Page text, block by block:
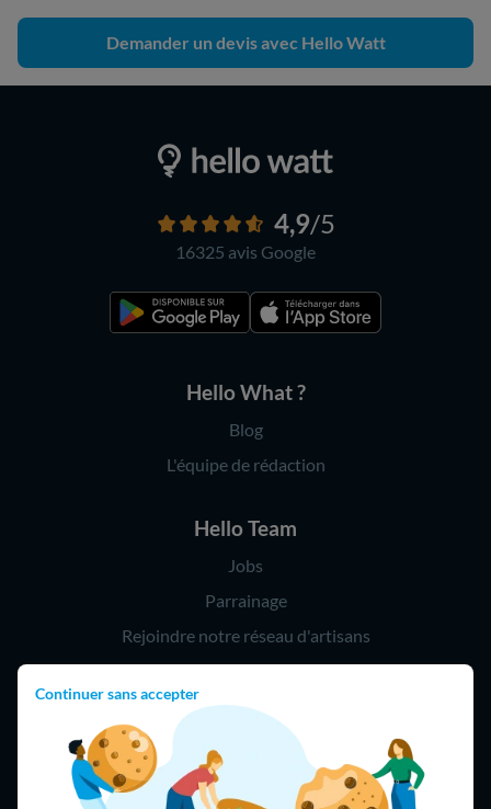
Continuer sans accepter
Demander un devis avec Hello Watt
4,9/5
16325 avis Google
Hello What ?
Blog
L'équipe de rédaction
Hello Team
Jobs
Parrainage
Rejoindre notre réseau d'artisans
Hello !
09 75 18 60 60
(8h-21h)
75018 Paris